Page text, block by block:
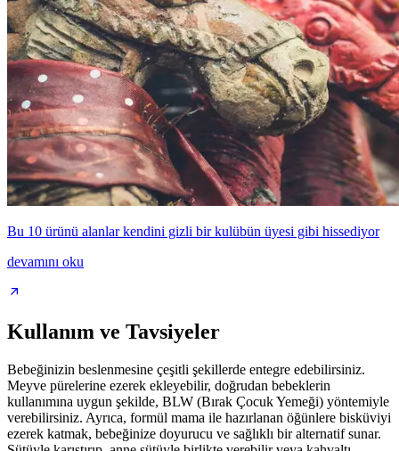
Bu 10 ürünü alanlar kendini gizli bir kulübün üyesi gibi hissediyor
devamını oku
Kullanım ve Tavsiyeler
Bebeğinizin beslenmesine çeşitli şekillerde entegre edebilirsiniz.
Meyve pürelerine ezerek ekleyebilir, doğrudan bebeklerin
kullanımına uygun şekilde, BLW (Bırak Çocuk Yemeği) yöntemiyle
verebilirsiniz. Ayrıca, formül mama ile hazırlanan öğünlere bisküviyi
ezerek katmak, bebeğinize doyurucu ve sağlıklı bir alternatif sunar.